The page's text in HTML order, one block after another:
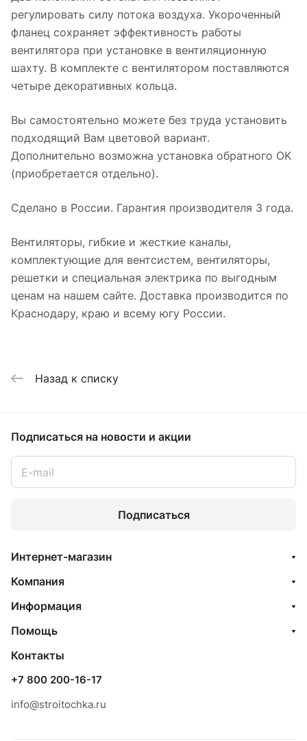
регулировать силу потока воздуха. Укороченный
фланец сохраняет эффективность работы
вентилятора при установке в вентиляционную
шахту. В комплекте с вентилятором поставляются
четыре декоративных кольца.
Вы самостоятельно можете без труда установить
подходящий Вам цветовой вариант.
Дополнительно возможна установка обратного OK
(приобретается отдельно).
Сделано в России. Гарантия производителя 3 года.
Вентиляторы, гибкие и жесткие каналы,
комплектующие для вентсистем, вентиляторы,
решетки и специальная электрика по выгодным
ценам на нашем сайте. Доставка производится по
Краснодару, краю и всему югу России.
Назад к списку
Подписаться на новости и акции
Подписаться
Интернет-магазин
Компания
Информация
Помощь
Контакты
+7 800 200-16-17
info@stroitochka.ru